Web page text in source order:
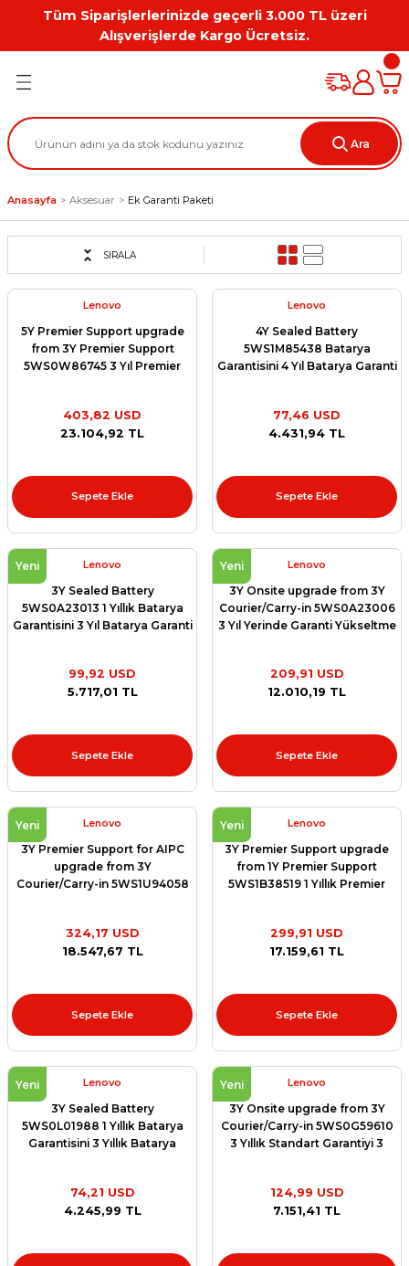
Tüm Siparişlerlerinizde geçerli 3.000 TL üzeri
Alışverişlerde Kargo Ücretsiz.
Geri Dön
Geri Dön
Geri Dön
Geri Dön
Geri Dön
Geri Dön
Kılıf
Workstation Aksesuarları
Grafik Kartı
Ara
Anasayfa Aksesuar Ek Garanti Paketi
SIRALA
Lenovo
5Y Premier Support upgrade
from 3Y Premier Support
5WS0W86745 3 Yıl Premier
Yükseltme Paketi
403,82 USD
23.104,92 TL
Sepete Ekle
Lenovo
4Y Sealed Battery
5WS1M85438 Batarya
Garantisini 4 Yıl Batarya Garanti
77,46 USD
4.431,94 TL
Sepete Ekle
Yeni Lenovo
3Y Sealed Battery
5WS0A23013 1 Yıllık Batarya
Garantisini 3 Yıl Batarya Garanti
99,92 USD
5.717,01 TL
Sepete Ekle
Yeni Lenovo
3Y Onsite upgrade from 3Y
Courier/Carry-in 5WS0A23006
3 Yıl Yerinde Garanti Yükseltme
209,91 USD
12.010,19 TL
Sepete Ekle
Yeni Lenovo
3Y Premier Support for AIPC
upgrade from 3Y
Courier/Carry-in 5WS1U94058
324,17 USD
18.547,67 TL
Sepete Ekle
Yeni Lenovo
3Y Premier Support upgrade
from 1Y Premier Support
5WS1B38519 1 Yıllık Premier
299,91 USD
17.159,61 TL
Sepete Ekle
Yeni Lenovo
3Y Sealed Battery
5WS0L01988 1 Yıllık Batarya
Garantisini 3 Yıllık Batarya
74,21 USD
4.245,99 TL
Yeni Lenovo
3Y Onsite upgrade from 3Y
Courier/Carry-in 5WS0G59610
3 Yıllık Standart Garantiyi 3
124,99 USD
7.151,41 TL